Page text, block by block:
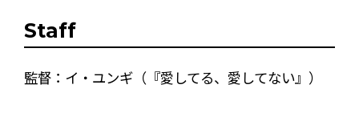
Staff
監督：イ・ユンギ（『愛してる、愛してない』）